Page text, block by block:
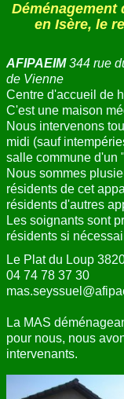
Déménagement
en Isère, le
AFIPAEIM344 rue
de Vienne
Centre d'accueil de
C'est une maison
Nous intervenons
midi (sauf
salle commune d'un
Nous sommes
résidents de cet
résidents d'autres
Les soignants sont
résidents si
Le Plat du Loup
04 74 78 37 30
La MAS
pour nous, nous
intervenants.